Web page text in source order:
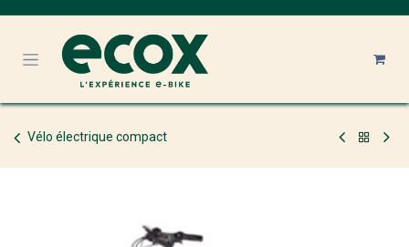
Vélo électrique compact